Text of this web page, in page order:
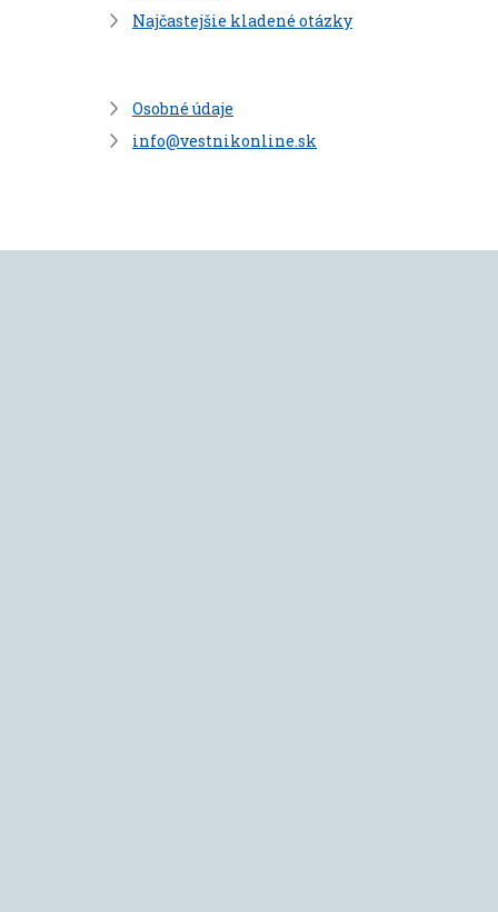
Najčastejšie kladené otázky
Osobné údaje
info@vestnikonline.sk